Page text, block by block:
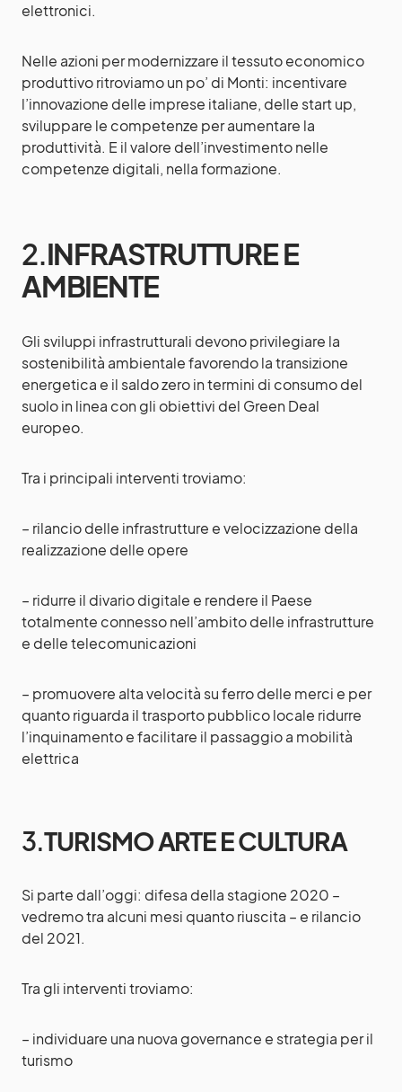
elettronici.
Nelle azioni per modernizzare il tessuto economico
produttivo ritroviamo un po’ di Monti: incentivare
l’innovazione delle imprese italiane, delle start up,
sviluppare le competenze per aumentare la
produttività. E il valore dell’investimento nelle
competenze digitali, nella formazione.
2.INFRASTRUTTURE E
AMBIENTE
Gli sviluppi infrastrutturali devono privilegiare la
sostenibilità ambientale favorendo la transizione
energetica e il saldo zero in termini di consumo del
suolo in linea con gli obiettivi del Green Deal
europeo.
Tra i principali interventi troviamo:
– rilancio delle infrastrutture e velocizzazione della
realizzazione delle opere
– ridurre il divario digitale e rendere il Paese
totalmente connesso nell’ambito delle infrastrutture
e delle telecomunicazioni
– promuovere alta velocità su ferro delle merci e per
quanto riguarda il trasporto pubblico locale ridurre
l’inquinamento e facilitare il passaggio a mobilità
elettrica
3.TURISMO ARTE E CULTURA
Si parte dall’oggi: difesa della stagione 2020 –
vedremo tra alcuni mesi quanto riuscita – e rilancio
del 2021.
Tra gli interventi troviamo:
– individuare una nuova governance e strategia per il
turismo